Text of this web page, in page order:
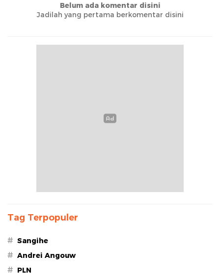
Belum ada komentar disini
Jadilah yang pertama berkomentar disini
Tag Terpopuler
# Sangihe
# Andrei Angouw
# PLN